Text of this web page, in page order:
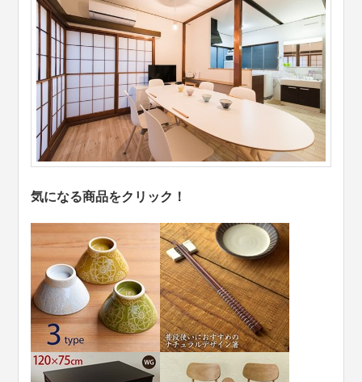
気になる商品をクリック！